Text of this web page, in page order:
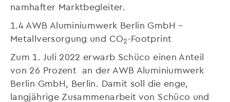
namhafter Marktbegleiter.
1.4 AWB Aluminiumwerk Berlin GmbH –
Metallversorgung und CO2-Footprint
Zum 1. Juli 2022 erwarb Schüco einen Anteil
von 26 Prozent an der AWB Aluminiumwerk
Berlin GmbH, Berlin. Damit soll die enge,
langjährige Zusammenarbeit von Schüco und